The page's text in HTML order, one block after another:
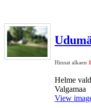
Hinnat alkaen
Helme
Valgamaa
View